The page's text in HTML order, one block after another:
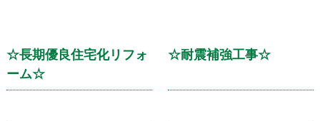
☆長期優良住宅化リフォ
ーム☆
☆耐震補強工事☆